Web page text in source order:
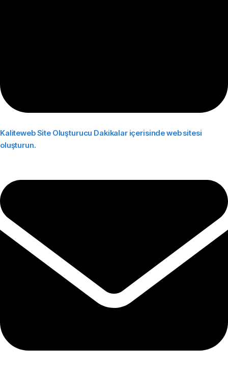
Kaliteweb Site Oluşturucu Dakikalar içerisinde web sitesi
oluşturun.